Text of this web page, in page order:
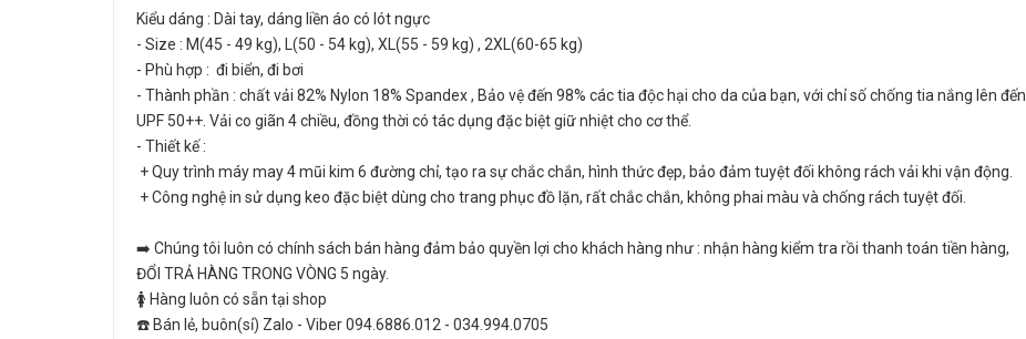
Kiểu dáng : Dài tay, dáng liền áo có lót ngực
- Size : M(45 - 49 kg), L(50 - 54 kg), XL(55 - 59 kg) , 2XL(60-65 kg)
- Phù hợp : đi biển, đi bơi
- Thành phần : chất vải 82% Nylon 18% Spandex , Bảo vệ đến 98% các tia độc hại cho da của bạn, với chỉ số chống tia nắng lên đến
UPF 50++. Vải co giãn 4 chiều, đồng thời có tác dụng đặc biệt giữ nhiệt cho cơ thể.
- Thiết kế :
+ Quy trình máy may 4 mũi kim 6 đường chỉ, tạo ra sự chắc chắn, hình thức đẹp, bảo đảm tuyệt đối không rách vải khi vận động.
+ Công nghệ in sử dụng keo đặc biệt dùng cho trang phục đồ lặn, rất chắc chắn, không phai màu và chống rách tuyệt đối.
➡️ Chúng tôi luôn có chính sách bán hàng đảm bảo quyền lợi cho khách hàng như : nhận hàng kiểm tra rồi thanh toán tiền hàng,
ĐỔI TRẢ HÀNG TRONG VÒNG 5 ngày.
🚺 Hàng luôn có sẵn tại shop
☎️ Bán lẻ, buôn(sỉ) Zalo - Viber 094.6886.012 - 034.994.0705